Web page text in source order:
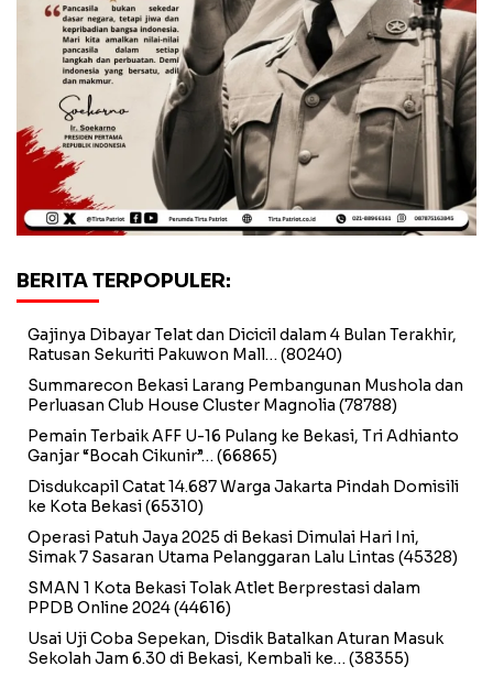
BERITA TERPOPULER:
Gajinya Dibayar Telat dan Dicicil dalam 4 Bulan Terakhir,
Ratusan Sekuriti Pakuwon Mall… (80240)
Summarecon Bekasi Larang Pembangunan Mushola dan
Perluasan Club House Cluster Magnolia (78788)
Pemain Terbaik AFF U-16 Pulang ke Bekasi, Tri Adhianto
Ganjar “Bocah Cikunir”… (66865)
Disdukcapil Catat 14.687 Warga Jakarta Pindah Domisili
ke Kota Bekasi(65310)
Operasi Patuh Jaya 2025 di Bekasi Dimulai Hari Ini,
Simak 7 Sasaran Utama Pelanggaran Lalu Lintas (45328)
SMAN 1 Kota Bekasi Tolak Atlet Berprestasi dalam
PPDB Online 2024(44616)
Usai Uji Coba Sepekan, Disdik Batalkan Aturan Masuk
Sekolah Jam 6.30 di Bekasi, Kembali ke… (38355)